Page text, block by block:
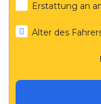
Erstattung an
Alter des